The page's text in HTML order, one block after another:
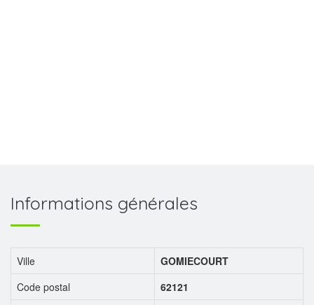
Informations générales
Ville
GOMIECOURT
Code postal
62121